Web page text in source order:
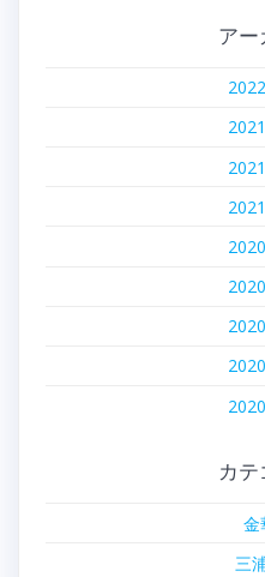
アー
カ
金
三